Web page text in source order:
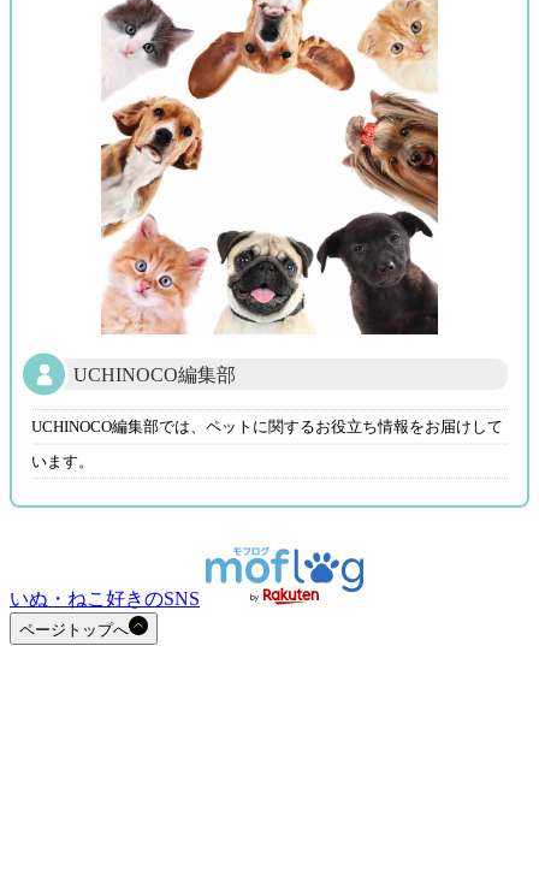
UCHINOCO編集部
UCHINOCO編集部では、ペットに関するお役立ち情報をお届けして
います。
いぬ・ねこ好きのSNS
ページトップへ